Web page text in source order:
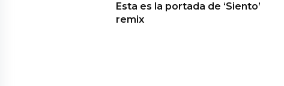
Esta es la portada de ‘Siento’
remix